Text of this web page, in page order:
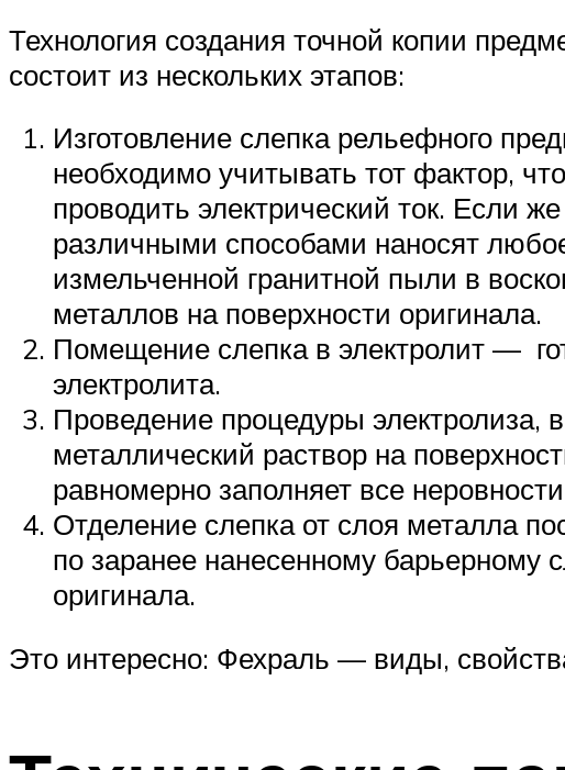
Технология создания точной копии
состоит из нескольких этапов:
Изготовление слепка рельефного
необходимо учитывать тот фактор,
проводить электрический ток. Если
различными способами наносят
измельченной гранитной пыли в
металлов на поверхности оригинала.
Помещение слепка в электролит —
электролита.
Проведение процедуры электролиза,
металлический раствор на
равномерно заполняет все
Отделение слепка от слоя металла
по заранее нанесенному барьерному
оригинала.
Это интересно: Фехраль — виды,